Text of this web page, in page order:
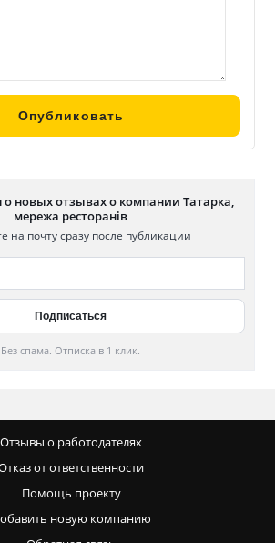
о новых отзывах о компании Татарка,
мережа ресторанів
на почту сразу после публикации
Без спама. Отписка в 1 клик.
Отзывы о работодателях
от ответственности
Помощь проекту
новую компанию